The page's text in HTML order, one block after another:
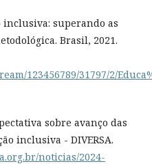
inclusiva: superando as
Brasil, 2021.
123456789/31797/2/
sobre avanço das
inclusiva - DIVERSA.
noticias/2024-